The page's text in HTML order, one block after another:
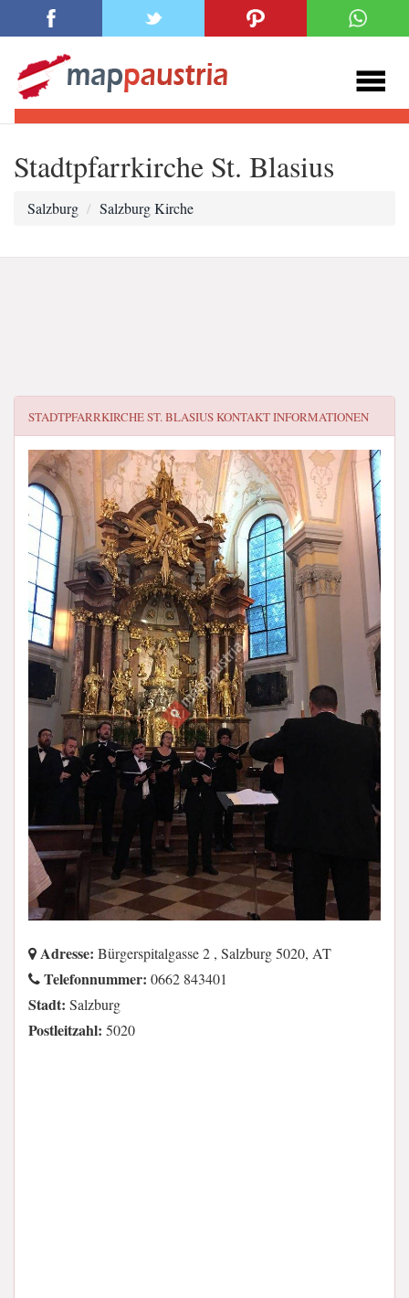
Stadtpfarrkirche St. Blasius
Salzburg Salzburg Kirche
STADTPFARRKIRCHE ST. BLASIUSKONTAKT INFORMATIONEN
Adresse: Bürgerspitalgasse 2 , Salzburg 5020, AT
Telefonnummer: 0662 843401
Stadt: Salzburg
Postleitzahl: 5020